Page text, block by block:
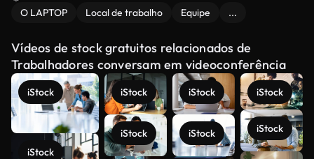
O LAPTOP Local de trabalho Equipe ...
Vídeos de stock gratuitos relacionados de
Trabalhadores conversam em videoconferência
iStock
iStock
iStock
iStock
iStock
iStock
iStock
iStock